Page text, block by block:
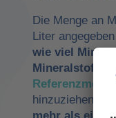
Die Menge an
Liter
wie viel
hinzuziehen.